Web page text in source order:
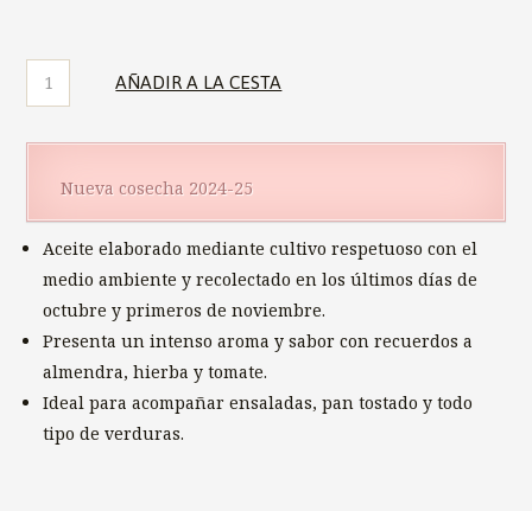
de
Oliva
FINCA
Garrafa
de
5L
COSECHA
cantidad
AÑADIR A LA CESTA
Nueva cosecha 2024-25
Aceite elaborado mediante cultivo respetuoso con el
medio ambiente y recolectado en los últimos días de
octubre y primeros de noviembre.
Presenta un intenso aroma y sabor con recuerdos a
almendra, hierba y tomate.
Ideal para acompañar ensaladas, pan tostado y todo
tipo de verduras.